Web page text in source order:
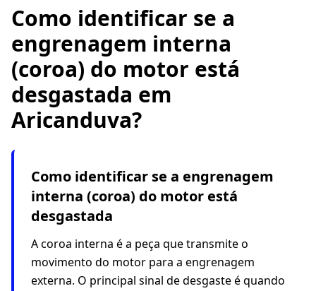
Como identificar se a
engrenagem interna
(coroa) do motor está
desgastada em
Aricanduva?
Como identificar se a engrenagem
interna (coroa) do motor está
desgastada
A coroa interna é a peça que transmite o
movimento do motor para a engrenagem
externa. O principal sinal de desgaste é quando